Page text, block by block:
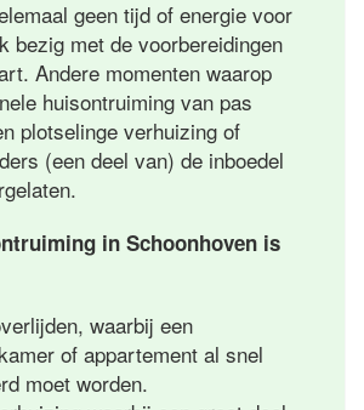
geen tijd of energie voor
bezig met de voorbereidingen
Andere momenten waarop
huisontruiming van pas
plotselinge verhuizing of
(een deel van) de inboedel
in Schoonhoven is
waarbij een
of appartement al snel
moet worden.